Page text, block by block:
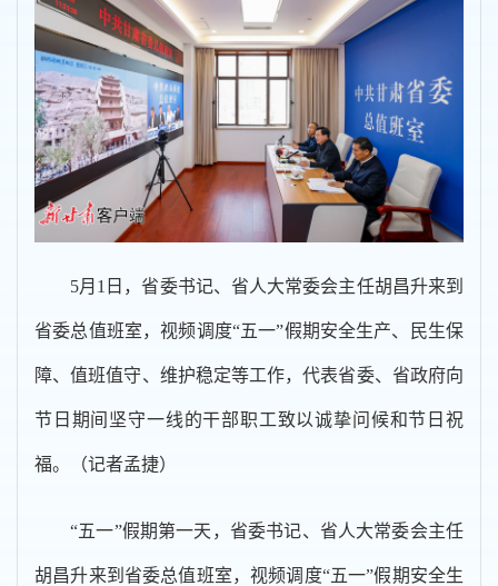
5月1日，省委书记、省人大常委会主任胡昌升来到
省委总值班室，视频调度“五一”假期安全生产、民生保
障、值班值守、维护稳定等工作，代表省委、省政府向
节日期间坚守一线的干部职工致以诚挚问候和节日祝
福。（记者孟捷）
“五一”假期第一天，省委书记、省人大常委会主任
胡昌升来到省委总值班室，视频调度“五一”假期安全生